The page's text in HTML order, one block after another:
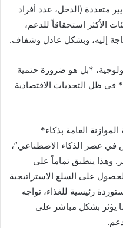
متعددة (الدخل، عدد أفراد
الأكثر استحقاقاً للدعم،
إليه، وبشكل عادل وشفاف.
*بل هو ضرورة حتمية
في ظل التحديات الاقتصادية
العامة بذكاء*
في عصر الذكاء الاصطناعي”،
وهذا ينطبق تماماً على
على السلع الاستراتيجية
رئيسية للغذاء، تواجه
يؤثر بشكل مباشر على